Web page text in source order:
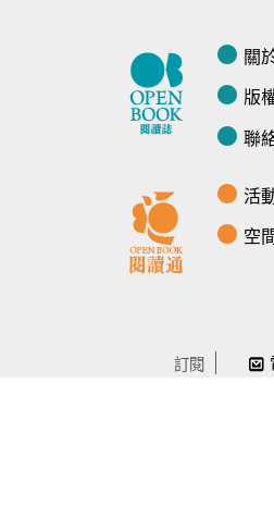
關
版
聯
活
空
訂閱